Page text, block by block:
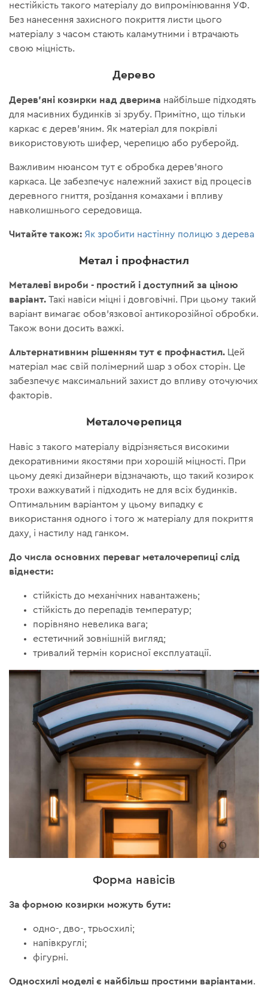
нестійкість такого матеріалу до випромінювання УФ.
Без нанесення захисного покриття листи цього
матеріалу з часом стають каламутними і втрачають
свою міцність.
Дерево
Дерев'яні козирки над дверима найбільше підходять
для масивних будинків зі зрубу. Примітно, що тільки
каркас є дерев'яним. Як матеріал для покрівлі
використовують шифер, черепицю або руберойд.
Важливим нюансом тут є обробка дерев'яного
каркаса. Це забезпечує належний захист від процесів
деревного гниття, розїдання комахами і впливу
навколишнього середовища.
Читайте також: Як зробити настінну полицю з дерева
Метал і профнастил
Металеві вироби - простий і доступний за ціною
варіант.Такі навіси міцні і довговічні. При цьому такий
варіант вимагає обов'язкової антикорозійної обробки.
Також вони досить важкі.
Альтернативним рішенням тут є профнастил. Цей
матеріал має свій полімерний шар з обох сторін. Це
забезпечує максимальний захист до впливу оточуючих
факторів.
Металочерепиця
Навіс з такого матеріалу відрізняється високими
декоративними якостями при хорошій міцності. При
цьому деякі дизайнери відзначають, що такий козирок
трохи важкуватий і підходить не для всіх будинків.
Оптимальним варіантом у цьому випадку є
використання одного і того ж матеріалу для покриття
даху, і настилу над ганком.
До числа основних переваг металочерепиці слід
віднести:
стійкість до механічних навантажень;
стійкість до перепадів температур;
порівняно невелика вага;
естетичний зовнішній вигляд;
тривалий термін корисної експлуатації.
Форма навісів
За формою козирки можуть бути:
одно-, дво-, трьосхилі;
напівкруглі;
фігурні.
Односхилі моделі є найбільш простими варіантами.